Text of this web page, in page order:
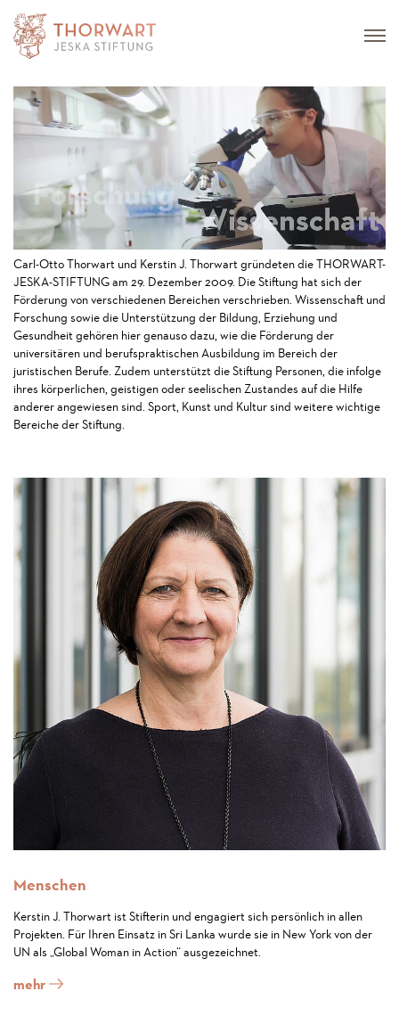
Carl-Otto Thorwart und Kerstin J. Thorwart gründeten die THORWART-
JESKA-STIFTUNG am 29. Dezember 2009. Die Stiftung hat sich der
Förderung von verschiedenen Bereichen verschrieben. Wissenschaft und
Forschung sowie die Unterstützung der Bildung, Erziehung und
Gesundheit gehören hier genauso dazu, wie die Förderung der
universitären und berufspraktischen Ausbildung im Bereich der
juristischen Berufe. Zudem unterstützt die Stiftung Personen, die infolge
ihres körperlichen, geistigen oder seelischen Zustandes auf die Hilfe
anderer angewiesen sind. Sport, Kunst und Kultur sind weitere wichtige
Bereiche der Stiftung.
Menschen
Kerstin J. Thorwart ist Stifterin und engagiert sich persönlich in allen
Projekten. Für Ihren Einsatz in Sri Lanka wurde sie in New York von der
UN als „Global Woman in Action“ ausgezeichnet.
mehr